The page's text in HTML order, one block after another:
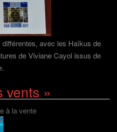
avec les Haïkus de
de Viviane Cayol issus de
vents »
à la vente